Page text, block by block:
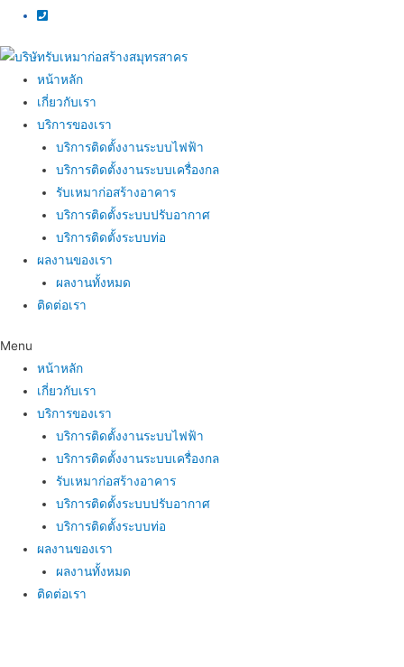
หน้าหลัก
เกี่ยวกับเรา
บริการของเรา
บริการติดตั้งงานระบบไฟฟ้า
บริการติดตั้งงานระบบเครื่องกล
รับเหมาก่อสร้างอาคาร
บริการติดตั้งระบบปรับอากาศ
บริการติดตั้งระบบท่อ
ผลงานของเรา
ผลงานทั้งหมด
ติดต่อเรา
Menu
หน้าหลัก
เกี่ยวกับเรา
บริการของเรา
บริการติดตั้งงานระบบไฟฟ้า
บริการติดตั้งงานระบบเครื่องกล
รับเหมาก่อสร้างอาคาร
บริการติดตั้งระบบปรับอากาศ
บริการติดตั้งระบบท่อ
ผลงานของเรา
ผลงานทั้งหมด
ติดต่อเรา